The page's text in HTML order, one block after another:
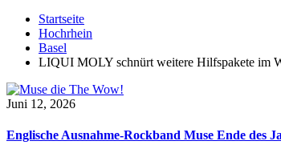
Startseite
Hochrhein
Basel
LIQUI MOLY schnürt weitere Hilfspakete im
Juni 12, 2026
Englische Ausnahme-Rockband Muse Ende des